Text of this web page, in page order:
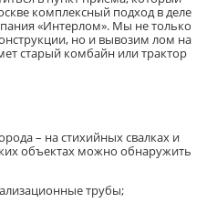
комплексный подход в деле
«Интерлом». Мы не только
но и вывозим лом на
старый комбайн или трактор
– на стихийных свалках и
объектах можно обнаружить
трубы;